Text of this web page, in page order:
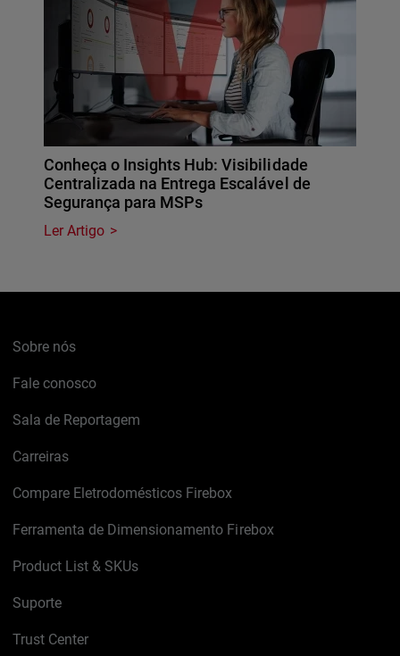
Conheça o Insights Hub: Visibilidade
Centralizada na Entrega Escalável de
Segurança para MSPs
Ler Artigo
Sobre nós
Fale conosco
Sala de Reportagem
Carreiras
Compare Eletrodomésticos Firebox
Ferramenta de Dimensionamento Firebox
Product List & SKUs
Suporte
Trust Center